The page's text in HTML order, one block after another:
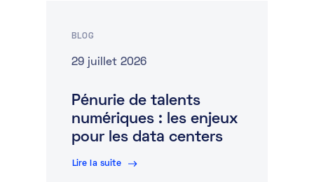
BLOG
29 juillet 2026
Pénurie de talents
numériques : les enjeux
pour les data centers
Lire la suite